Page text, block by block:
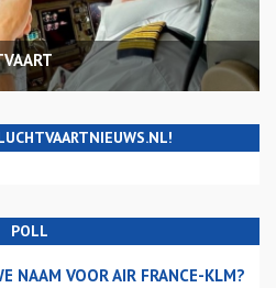
POLL
NAAM VOOR AIR FRANCE-KLM?